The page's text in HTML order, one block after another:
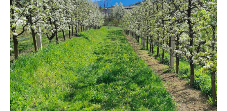
Poslovanje
Investiranje
Privredni
subjekti
Novosti